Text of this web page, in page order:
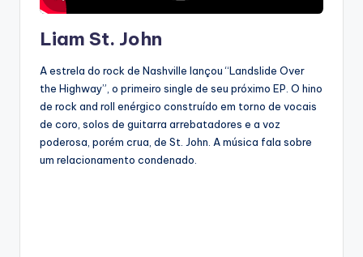
Liam St. John
A estrela do rock de Nashville lançou “Landslide Over
the Highway”, o primeiro single de seu próximo EP. O hino
de rock and roll enérgico construído em torno de vocais
de coro, solos de guitarra arrebatadores e a voz
poderosa, porém crua, de St. John. A música fala sobre
um relacionamento condenado.